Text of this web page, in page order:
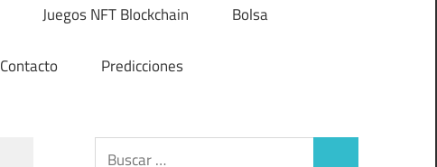
Juegos NFT Blockchain Bolsa
Contacto Predicciones
Buscar: